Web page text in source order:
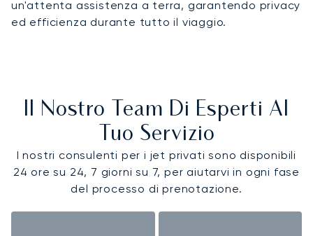
un'attenta assistenza a terra, garantendo privacy
ed efficienza durante tutto il viaggio.
Il Nostro Team Di Esperti Al
Tuo Servizio
I nostri consulenti per i jet privati sono disponibili
24 ore su 24, 7 giorni su 7, per aiutarvi in ogni fase
del processo di prenotazione.